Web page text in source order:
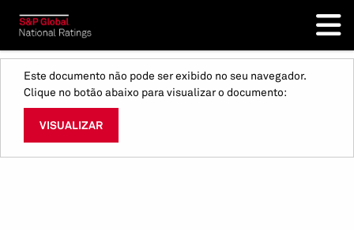
Este documento não pode ser exibido no seu navegador.
Clique no botão abaixo para visualizar o documento:
VISUALIZAR